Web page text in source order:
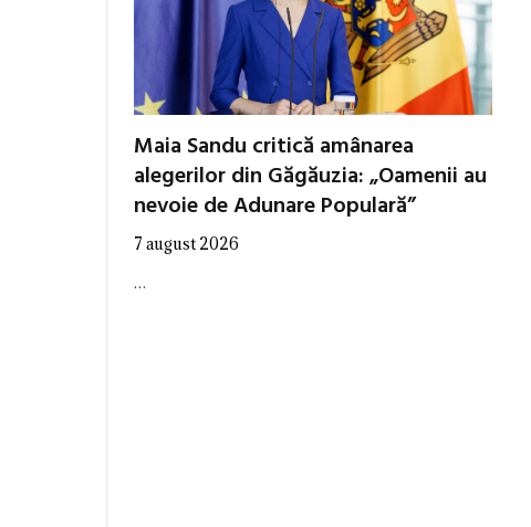
Maia Sandu critică amânarea
alegerilor din Găgăuzia: „Oamenii au
nevoie de Adunare Populară”
7 august 2026
…